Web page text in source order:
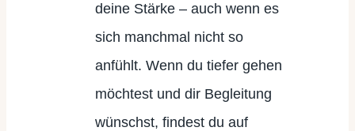
deine Stärke – auch wenn es
sich manchmal nicht so
anfühlt. Wenn du tiefer gehen
möchtest und dir Begleitung
wünschst, findest du auf